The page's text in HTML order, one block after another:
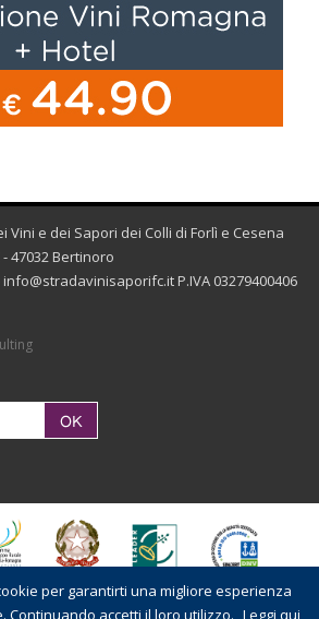
Vini e dei Sapori dei Colli di Forlì e Cesena
47032 Bertinoro
info@stradavinisaporifc.it P.IVA 03279400406
per garantirti una migliore esperienza
Continuando accetti il loro utilizzo. Leggi qui